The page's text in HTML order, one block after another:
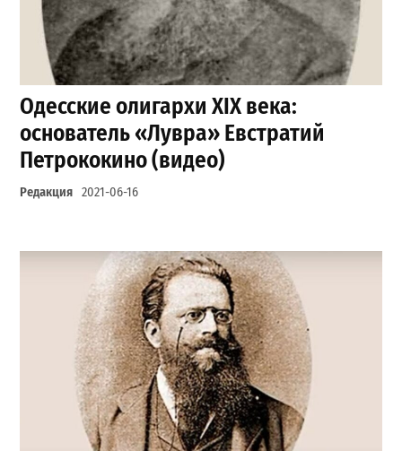
Одесские олигархи ХІХ века:
основатель «Лувра» Евстратий
Петрококино (видео)
Редакция 2021-06-16